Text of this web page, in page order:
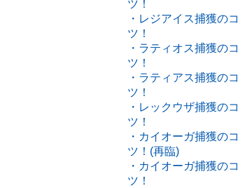
ツ！
・レジアイス捕獲のコ
ツ！
・ラティオス捕獲のコ
ツ！
・ラティアス捕獲のコ
ツ！
・レックウザ捕獲のコ
ツ！
・カイオーガ捕獲のコ
ツ！(再臨)
・カイオーガ捕獲のコ
ツ！